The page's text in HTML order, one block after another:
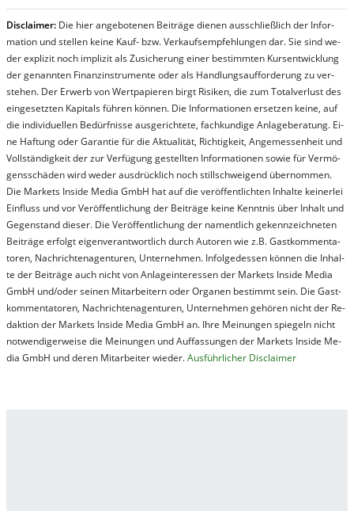
Dis­clai­mer: Die hier an­ge­bo­te­nen Bei­trä­ge die­nen aus­schließ­lich der In­for­
ma­t­ion und stel­len kei­ne Kauf- bzw. Ver­kaufs­em­pfeh­lung­en dar. Sie sind we­
der ex­pli­zit noch im­pli­zit als Zu­sich­er­ung ei­ner be­stim­mt­en Kurs­ent­wick­lung
der ge­nan­nt­en Fi­nanz­in­stru­men­te oder als Handl­ungs­auf­for­der­ung zu ver­
steh­en. Der Er­werb von Wert­pa­pier­en birgt Ri­si­ken, die zum To­tal­ver­lust des
ein­ge­setz­ten Ka­pi­tals füh­ren kön­nen. Die In­for­ma­tion­en er­setz­en kei­ne, auf
die in­di­vi­du­el­len Be­dür­fnis­se aus­ge­rich­te­te, fach­kun­di­ge An­la­ge­be­ra­tung. Ei­
ne Haf­tung oder Ga­ran­tie für die Ak­tu­ali­tät, Rich­tig­keit, An­ge­mes­sen­heit und
Vol­lständ­ig­keit der zur Ver­fü­gung ge­stel­lt­en In­for­ma­tion­en so­wie für Ver­mö­
gens­schä­den wird we­der aus­drück­lich noch stil­lschwei­gend über­nom­men.
Die Mar­kets In­side Me­dia GmbH hat auf die ver­öf­fent­lich­ten In­hal­te kei­ner­lei
Ein­fluss und vor Ver­öf­fent­lich­ung der Bei­trä­ge kei­ne Ken­nt­nis über In­halt und
Ge­gen­stand die­ser. Die Ver­öf­fent­lich­ung der na­ment­lich ge­kenn­zeich­net­en
Bei­trä­ge er­folgt ei­gen­ver­ant­wort­lich durch Au­tor­en wie z.B. Gast­kom­men­ta­
tor­en, Nach­richt­en­ag­en­tur­en, Un­ter­neh­men. In­fol­ge­des­sen kön­nen die In­hal­
te der Bei­trä­ge auch nicht von An­la­ge­in­te­res­sen der Mar­kets In­side Me­dia
GmbH und/oder sei­nen Mit­ar­bei­tern oder Or­ga­nen be­stim­mt sein. Die Gast­
kom­men­ta­tor­en, Nach­rich­ten­ag­en­tur­en, Un­ter­neh­men ge­hör­en nicht der Re­
dak­tion der Mar­kets In­side Me­dia GmbH an. Ihre Mei­nung­en spie­geln nicht
not­wen­di­ger­wei­se die Mei­nung­en und Auf­fas­sung­en der Mar­kets In­side Me­
dia GmbH und de­ren Mit­ar­bei­ter wie­der.Aus­führ­lich­er Dis­clai­mer